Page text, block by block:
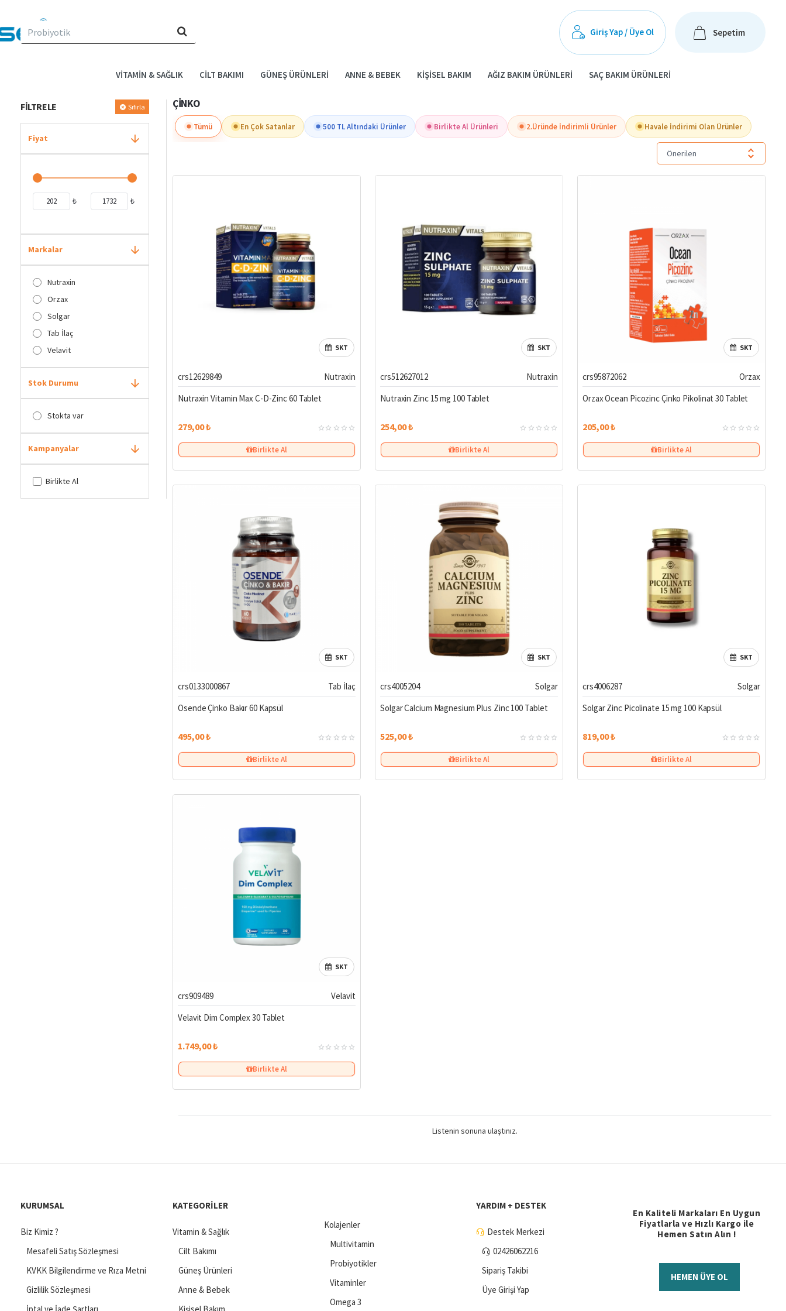
Evin
Giriş Yap / Üye Ol Sepetim
VITAMIN & SAĞLIK CILT BAKIMI GÜNEŞ ÜRÜNLERI ANNE & BEBEK KIŞISEL BAKIM AĞIZ BAKIM ÜRÜNLERI SAÇ BAKIM ÜRÜNLERI
FILTRELE Sıfırla
Fiyat
₺ ₺
Markalar
Nutraxin
Orzax
Solgar
Tab İlaç
Velavit
Stok Durumu
Stokta var
Kampanyalar
Birlikte Al
ÇINKO
Tümü En Çok Satanlar 500 TL Altındaki Ürünler Birlikte Al Ürünleri 2.Üründe İndirimli Ürünler Havale İndirimi Olan Ürünler
Önerilen
SKT
crs12629849
Nutraxin
Nutraxin Vitamin Max C-D-Zinc 60 Tablet
279,00 ₺
Birlikte Al
SKT
crs512627012
Nutraxin
Nutraxin Zinc 15 mg 100 Tablet
254,00 ₺
Birlikte Al
SKT
crs95872062
Orzax
Orzax Ocean Picozinc Çinko Pikolinat 30 Tablet
205,00 ₺
Birlikte Al
SKT
crs0133000867
Tab İlaç
Osende Çinko Bakır 60 Kapsül
495,00 ₺
Birlikte Al
SKT
crs4005204
Solgar
Solgar Calcium Magnesium Plus Zinc 100 Tablet
525,00 ₺
Birlikte Al
SKT
crs4006287
Solgar
Solgar Zinc Picolinate 15 mg 100 Kapsül
819,00 ₺
Birlikte Al
SKT
crs909489
Velavit
Velavit Dim Complex 30 Tablet
1.749,00 ₺
Birlikte Al
Listenin sonuna ulaştınız.
KURUMSAL
Biz Kimiz ?
Mesafeli Satış Sözleşmesi
KVKK Bilgilendirme ve Rıza Metni
Gizlilik Sözleşmesi
KATEGORILER
Vitamin & Sağlık
Cilt Bakımı
Güneş Ürünleri
Anne & Bebek
Kolajenler
Multivitamin
Probiyotikler
Vitaminler
Omega 3
YARDIM + DESTEK
Destek Merkezi
02426062216
Sipariş Takibi
Üye Girişi Yap
En Kaliteli Markaları En Uygun
Fiyatlarla ve Hızlı Kargo ile
Hemen Satın Alın !
HEMEN ÜYE OL